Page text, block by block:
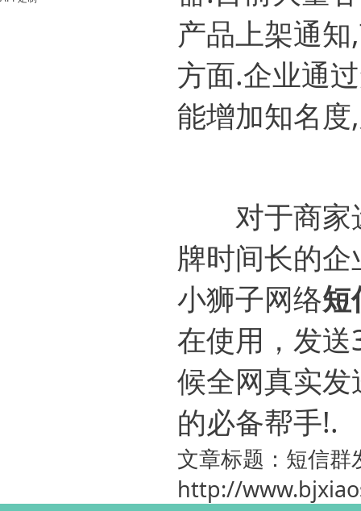
产品上架通
方面.企业通
能增加知名
对于商家
牌时间长的
小狮子网络短
在使用，发
候全网真实
的必备帮手!.
文章标题：短信群
http://